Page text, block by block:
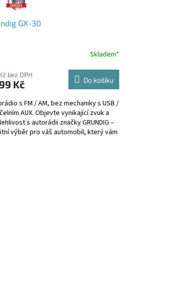
GX-30
Skladem*
bez DPH
Kč Do košíku
s FM / AM, bez mechaniky s USB /
AUX. Objevte vynikající zvuk a
s autorádii značky GRUNDIG –
výběr pro váš automobil, který vám